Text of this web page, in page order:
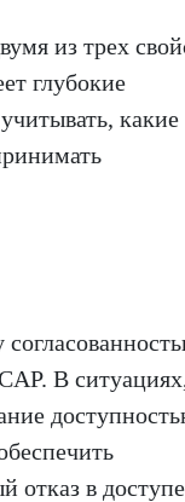
из трех
глубокие
какие
В
отказ в доступе